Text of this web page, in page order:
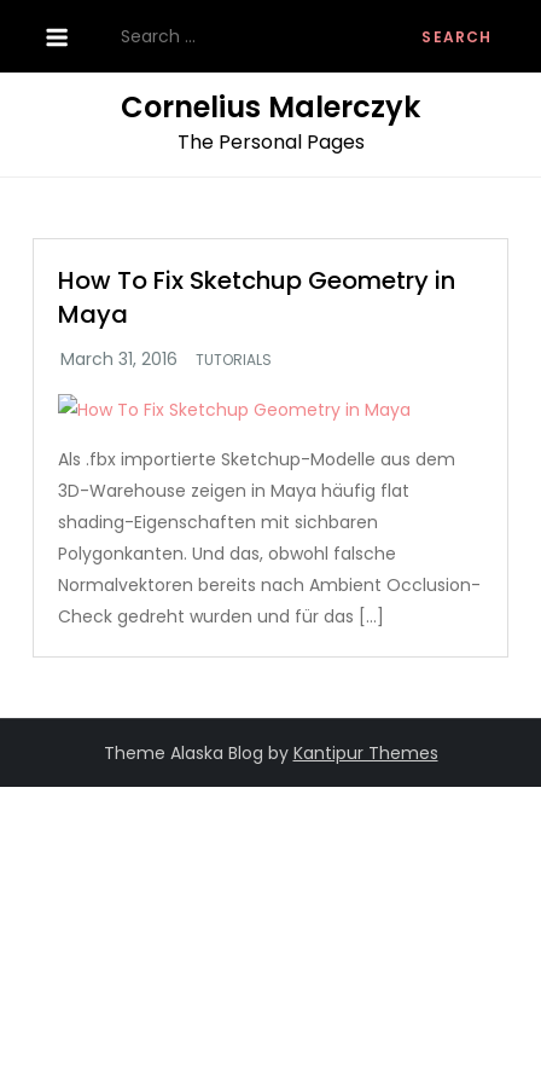
content
for:
Cornelius Malerczyk
The Personal Pages
How To Fix Sketchup Geometry in
Maya
TUTORIALS
Als .fbx importierte Sketchup-Modelle aus dem
3D-Warehouse zeigen in Maya häufig flat
shading-Eigenschaften mit sichbaren
Polygonkanten. Und das, obwohl falsche
Normalvektoren bereits nach Ambient Occlusion-
Check gedreht wurden und für das […]
Theme Alaska Blog by Kantipur Themes